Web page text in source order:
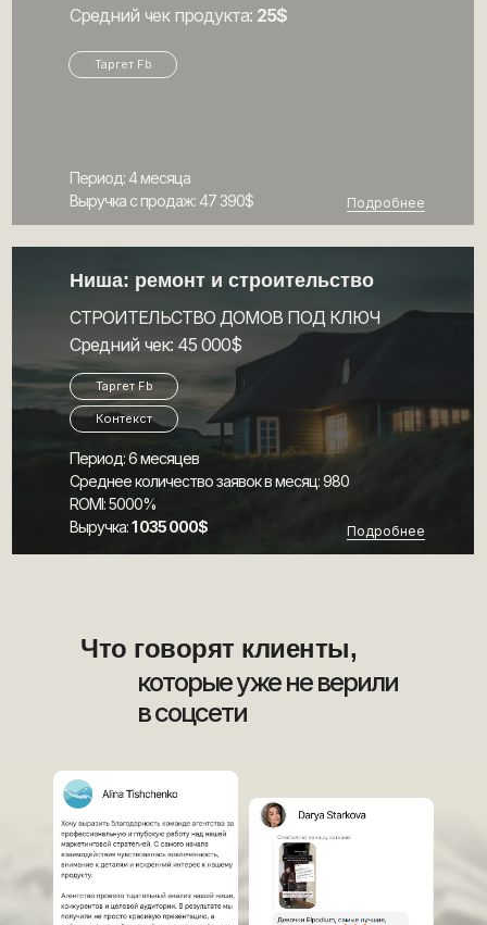
Ниша: ремонт и строительство
Подробнее
Средний чек: 45 000$
СТРОИТЕЛЬСТВО ДОМОВ ПОД КЛЮЧ
Период: 6 месяцев
Среднее количество заявок в месяц: 980
ROMI: 5000%
Выручка:1 035 000$
Средний чек продукта: 25$
Период: 4 месяца
Выручка с продаж: 47 390$
Подробнее
Таргет Fb
Контекст
Таргет Fb
Что говорят клиенты,
которые уже не верили
в соцсети